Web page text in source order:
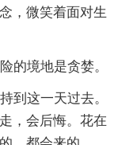
，微笑着面对生
的境地是贪婪。
到这一天过去。
，会后悔。花在